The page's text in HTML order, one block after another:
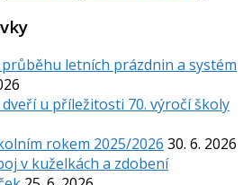
letních prázdnin a systém
u příležitosti 70. výročí školy
rokem 2025/2026 30. 6. 2026
v kuželkách a zdobení